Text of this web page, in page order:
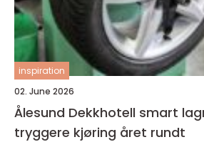
inspiration
02. June 2026
Ålesund Dekkhotell smart lagring og
tryggere kjøring året rundt